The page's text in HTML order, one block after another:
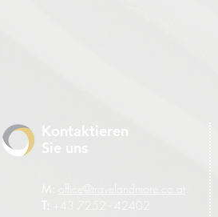
Kontaktieren
Sie uns